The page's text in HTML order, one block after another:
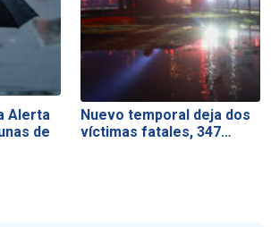
Alerta
de
Nuevo temporal deja dos
víctimas fatales, 347…